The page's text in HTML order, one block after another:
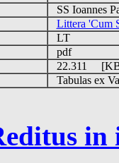
SS Ioannes
Littera 'Cum
LT
pdf
22.311
Tabulas ex
in